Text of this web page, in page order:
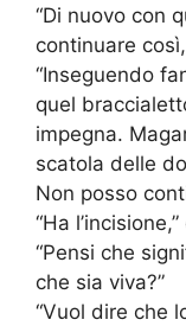
“Di nuovo con
continuare
“Inseguendo
quel
impegna.
scatola delle
Non posso
“Ha
“Pensi che
che sia viva?”
“Vuol dire che